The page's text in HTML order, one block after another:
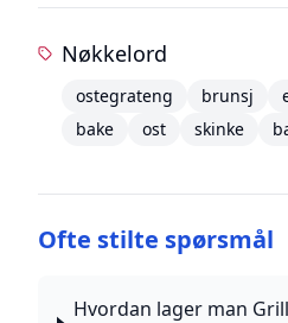
Nøkkelord
ostegrateng brunsj
bake
ost skinke
Ofte stilte spørsmål
Hvordan lager man